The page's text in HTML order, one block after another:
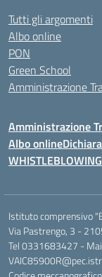
Tutti gli argomenti
Albo online
PON
Green School
Amministrazione
Amministrazione
Albo online
WHISTLEBLOWING
Istituto comprensivo
Via Pastrengo, 3 -
Tel 0331683427 -